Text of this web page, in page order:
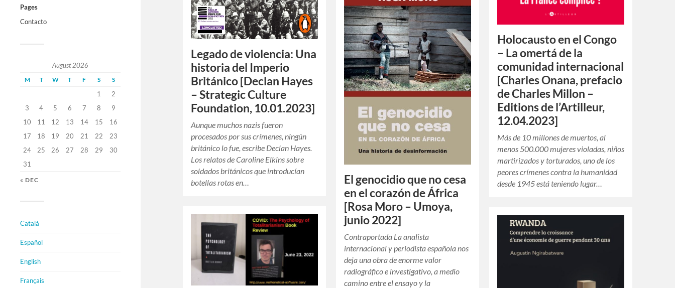
Pages
Contacto
August 2026
M T W T F S S
1
2
3
4 5 6 7 8
9
10
11 12 13 14 15
16
17
18 19 20 21 22
23
24
25 26 27 28 29
30
31
« DEC
Català
Español
English
Français
Holocausto en el Congo
– La omertá de la
comunidad internacional
[Charles Onana, prefacio
de Charles Millon –
Editions de l’Artilleur,
12.04.2023]
Más de 10 millones de muertos, al
menos 500.000 mujeres violadas, niños
martirizados y torturados, uno de los
peores crímenes contra la humanidad
desde 1945 está teniendo lugar…
Legado de violencia: Una
historia del Imperio
Británico [Declan Hayes
– Strategic Culture
Foundation, 10.01.2023]
Aunque muchos nazis fueron
procesados por sus crímenes, ningún
británico lo fue, escribe Declan Hayes.
Los relatos de Caroline Elkins sobre
soldados británicos que introducían
botellas rotas en…
El genocidio que no cesa
en el corazón de África
[Rosa Moro – Umoya,
junio 2022]
Contraportada La analista
internacional y periodista española nos
deja una obra de enorme valor
radiográfico e investigativo, a medio
camino entre el ensayo y la